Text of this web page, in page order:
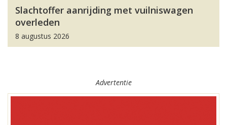
Slachtoffer aanrijding met vuilniswagen
overleden
8 augustus 2026
Advertentie